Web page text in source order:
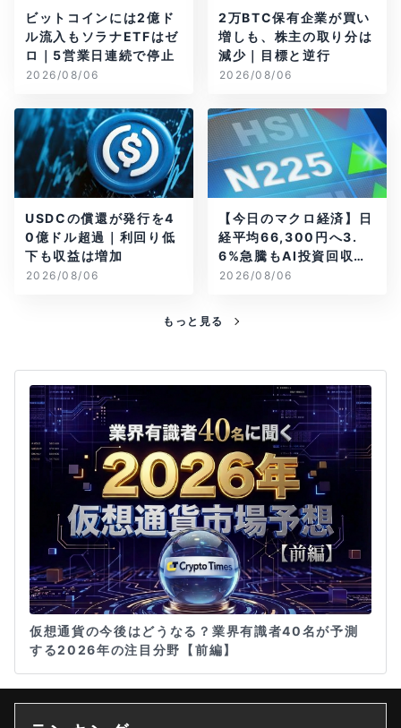
ビットコインには2億ド
ル流入もソラナETFはゼ
ロ｜5営業日連続で停止
2026/08/06
2万BTC保有企業が買い
増しも、株主の取り分は
減少｜目標と逆行
2026/08/06
USDCの償還が発行を4
0億ドル超過｜利回り低
下も収益は増加
2026/08/06
【今日のマクロ経済】日
経平均66,300円へ3.
6%急騰もAI投資回収懸
念が再燃
2026/08/06
もっと見る
仮想通貨の今後はどうなる？業界有識者40名が予測
する2026年の注目分野【前編】